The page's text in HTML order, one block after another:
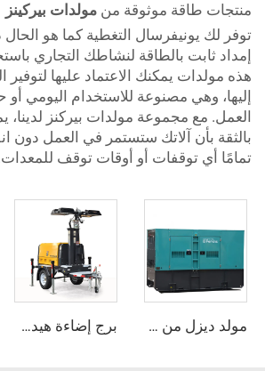
منتجات طاقة موثوقة من مولدات بيركينز
توفر لك يونيفرسال التغطية كما هو
إمداد ثابت بالطاقة لنشاطك التجاري
هذه مولدات يمكنك الاعتماد عليها لتوفير
إليها، وهي مصنوعة للاستخدام اليومي
العمل. مع مجموعة مولدات بيركنز لدينا،
بالثقة بأن آلاتك ستستمر في العمل دون
تمامًا أي توقفات أو أوقات توقف
مولد ديزل من نوع Perkins Super Silent بدون صوت للمستخدمات الصناعية والتجارية برج إضاءة هيدروليكي بمحرك Perkins عالي الجودة مع مولد ديزل للاستخدام في المباني والأحداث الخارجية